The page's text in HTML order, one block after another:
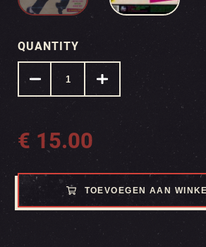
QUANTITY
€ 15.00
TOEVOEGEN AAN